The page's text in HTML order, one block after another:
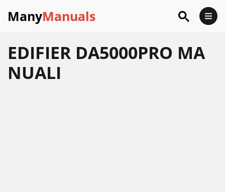
ManyManuals
EDIFIER DA5000PRO MA
NUALI